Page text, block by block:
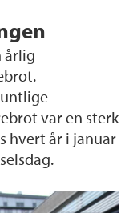
årlig
var en sterk
hvert år i januar